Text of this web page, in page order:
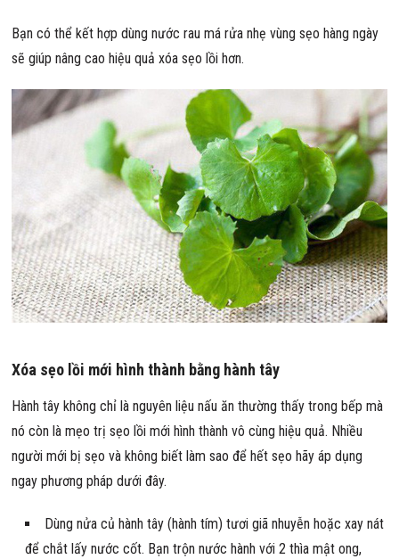
Bạn có thể kết hợp dùng nước rau má rửa nhẹ vùng sẹo hàng ngày
sẽ giúp nâng cao hiệu quả xóa sẹo lồi hơn.
Xóa sẹo lồi mới hình thành bằng hành tây
Hành tây không chỉ là nguyên liệu nấu ăn thường thấy trong bếp mà
nó còn là mẹo trị sẹo lồi mới hình thành vô cùng hiệu quả. Nhiều
người mới bị sẹo và không biết làm sao để hết sẹo hãy áp dụng
ngay phương pháp dưới đây.
Dùng nửa củ hành tây (hành tím) tươi giã nhuyễn hoặc xay nát
để chắt lấy nước cốt. Bạn trộn nước hành với 2 thìa mật ong,